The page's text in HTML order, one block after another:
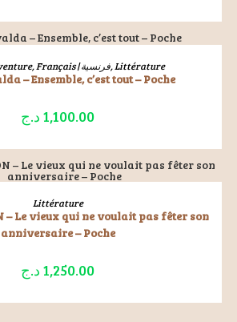
LIRE LA SUITE
, Français | فرنسية,Littérature
– Ensemble, c’est tout – Poche
1,100.00 د.ج
LIRE LA SUITE
Littérature
– Le vieux qui ne voulait pas fêter son
anniversaire – Poche
1,250.00 د.ج